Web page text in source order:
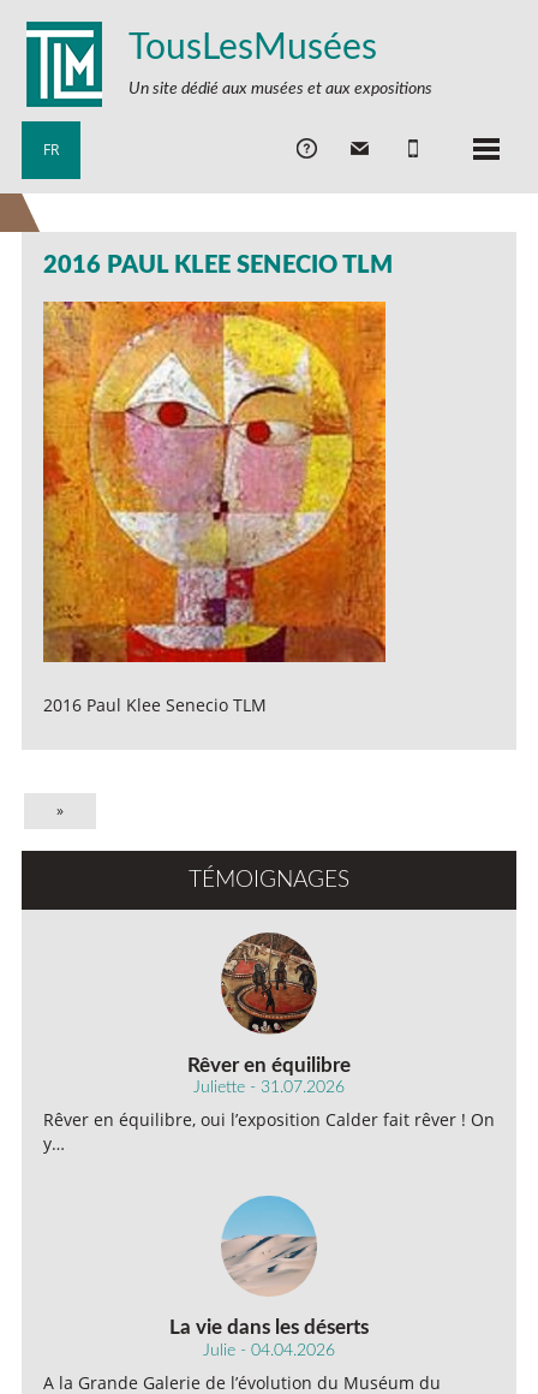
TousLesMusées
Un site dédié aux musées et aux expositions
FR
2016 PAUL KLEE SENECIO TLM
2016 Paul Klee Senecio TLM
»
TÉMOIGNAGES
Rêver en équilibre
Juliette - 31.07.2026
Rêver en équilibre, oui l’exposition Calder fait rêver ! On
y…
La vie dans les déserts
Julie - 04.04.2026
A la Grande Galerie de l’évolution du Muséum du